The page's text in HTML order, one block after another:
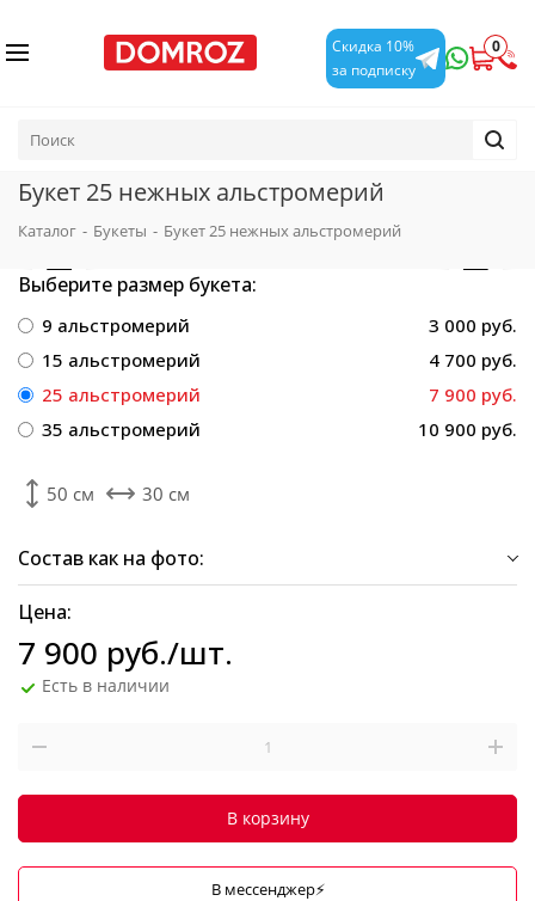
Скидка 10%
за подписку
0
Букет 25 нежных альстромерий
Каталог - Букеты - Букет 25 нежных альстромерий
Выберите размер букета:
9 альстромерий
3 000 руб.
15 альстромерий
4 700 руб.
25 альстромерий
7 900 руб.
35 альстромерий
10 900 руб.
50 см 30 см
Состав как на фото:
Цена:
7 900 руб./шт.
Есть в наличии
В корзину
В мессенджер⚡